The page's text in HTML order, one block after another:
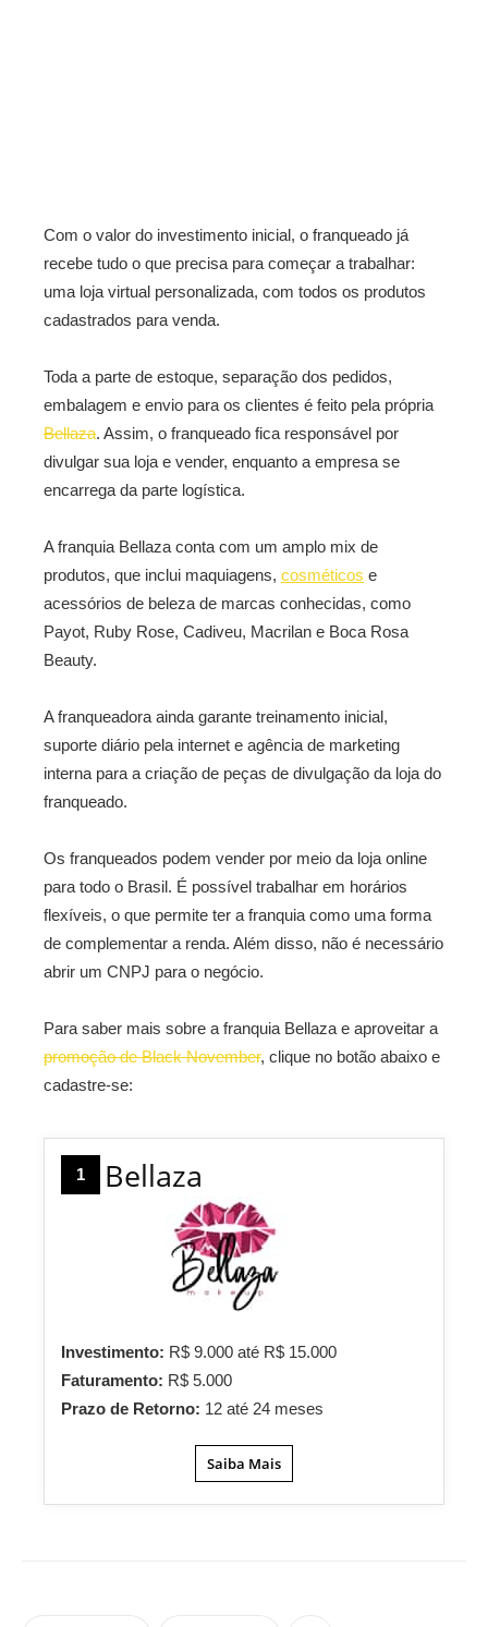
Com o valor do investimento inicial, o franqueado já
recebe tudo o que precisa para começar a trabalhar:
uma loja virtual personalizada, com todos os produtos
cadastrados para venda.
Toda a parte de estoque, separação dos pedidos,
embalagem e envio para os clientes é feito pela própria
Bellaza. Assim, o franqueado fica responsável por
divulgar sua loja e vender, enquanto a empresa se
encarrega da parte logística.
A franquia Bellaza conta com um amplo mix de
produtos, que inclui maquiagens, cosméticos e
acessórios de beleza de marcas conhecidas, como
Payot, Ruby Rose, Cadiveu, Macrilan e Boca Rosa
Beauty.
A franqueadora ainda garante treinamento inicial,
suporte diário pela internet e agência de marketing
interna para a criação de peças de divulgação da loja do
franqueado.
Os franqueados podem vender por meio da loja online
para todo o Brasil. É possível trabalhar em horários
flexíveis, o que permite ter a franquia como uma forma
de complementar a renda. Além disso, não é necessário
abrir um CNPJ para o negócio.
Para saber mais sobre a franquia Bellaza e aproveitar a
promoção de Black November, clique no botão abaixo e
cadastre-se:
1 Bellaza
Investimento: R$ 9.000 até R$ 15.000
Faturamento: R$ 5.000
Prazo de Retorno: 12 até 24 meses
Saiba Mais